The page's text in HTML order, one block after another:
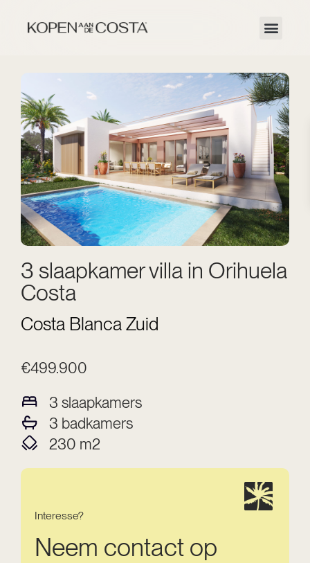
3 slaapkamer villa in Orihuela
Costa
Costa Blanca Zuid
€499.900
3 slaapkamers
3 badkamers
230 m2
Interesse?
Neem contact op